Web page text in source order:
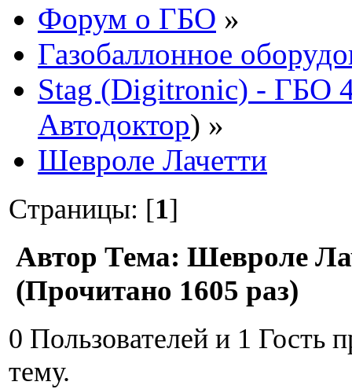
Форум о ГБО »
Газобаллонное
Stag (Digitronic) - ГБО
Автодоктор) »
Шевроле Лачетти
Страницы: [1]
Автор Тема: Шевроле
(Прочитано 1605 раз)
0 Пользователей и 1 Гость
тему.